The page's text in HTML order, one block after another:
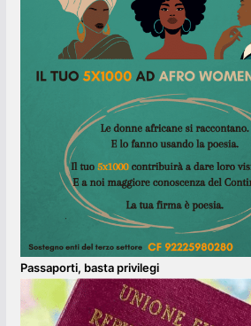
Passaporti, basta privilegi